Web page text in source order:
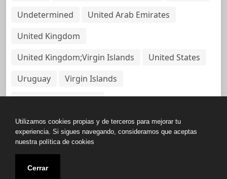
Undetermined
United Arab Emirates
United Kingdom
United Kingdom;Virgin Islands
United States
Uruguay
Virgin Islands
Virgin Islands, British
Copyright © All rights reserved.
Utilizamos cookies propias y de terceros para mejorar tu
experiencia. Si sigues navegando, consideramos que aceptas
nuestra política de cookies
Cerrar